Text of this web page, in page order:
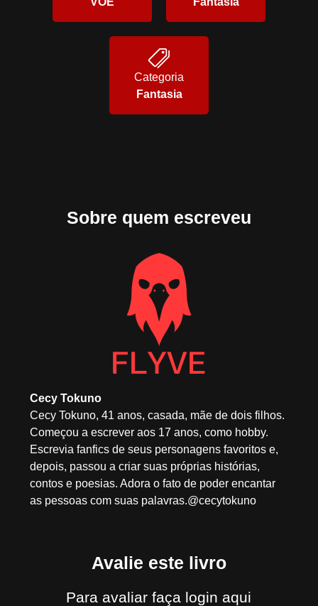
Categoria
Fantasia
Sobre quem escreveu
Cecy Tokuno
Cecy Tokuno, 41 anos, casada, mãe de dois filhos.
Começou a escrever aos 17 anos, como hobby.
Escrevia fanfics de seus personagens favoritos e,
depois, passou a criar suas próprias histórias,
contos e poesias. Adora o fato de poder encantar
as pessoas com suas palavras.@cecytokuno
Avalie este livro
Para avaliarfaça login aqui